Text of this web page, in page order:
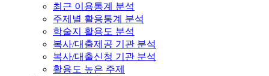
최근 이용통계 분석
주제별 활용통계 분석
학술지 활용도 분석
복사/대출제공 기관 분석
복사/대출신청 기관 분석
활용도 높은 주제